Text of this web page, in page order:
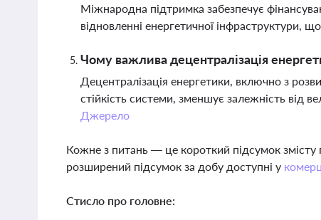
Міжнародна підтримка забезпечує
відновленні енергетичної інфраструктури,
Чому важлива децентралізація
Децентралізація енергетики, включно з
стійкість системи, зменшує залежність від
Джерело
Кожне з питань — це короткий підсумок
розширений підсумок за добу доступні у
Стисло про головне: